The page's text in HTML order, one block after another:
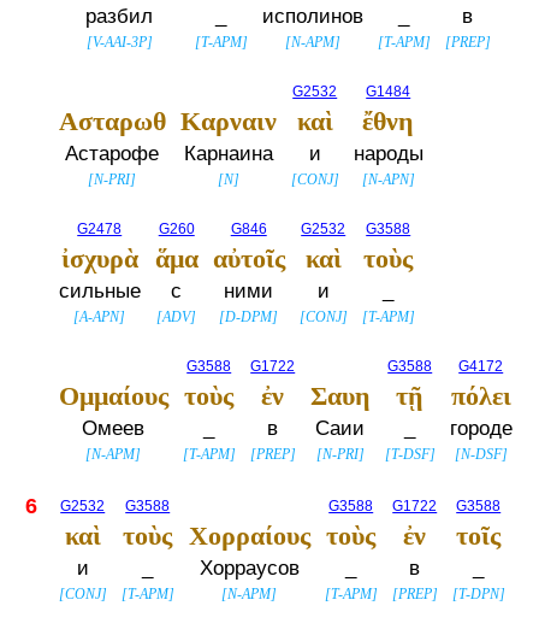
разбил
[V-AAI-3P] [T-APM]
исполинов
[N-APM] [T-APM]
в
[PREP]
Ασταρωθ
Астарофе
[N-PRI]
Καρναιν
Карнаина
[N]
G2532
καὶ
и
[CONJ]
G1484
ἔθνη
народы
[N-APN]
G2478
ἰσχυρὰ
сильные
[A-APN]
G260
ἅμα
с
[ADV]
G846
αὐτοῖς
ними
[D-DPM]
G2532
καὶ
и
[CONJ]
G3588
τοὺς
[T-APM]
Ομμαίους
Омеев
[N-APM]
G3588
τοὺς
[T-APM]
G1722
ἐν
в
[PREP]
Σαυη
Саии
[N-PRI]
G3588
τῇ
[T-DSF]
G4172
πόλει
городе
[N-DSF]
6 G2532
καὶ
и
[CONJ]
G3588
τοὺς
[T-APM]
Χορραίους
Хорраусов
[N-APM]
G3588
τοὺς
[T-APM]
G1722
ἐν
в
[PREP]
G3588
τοῖς
[T-DPN]